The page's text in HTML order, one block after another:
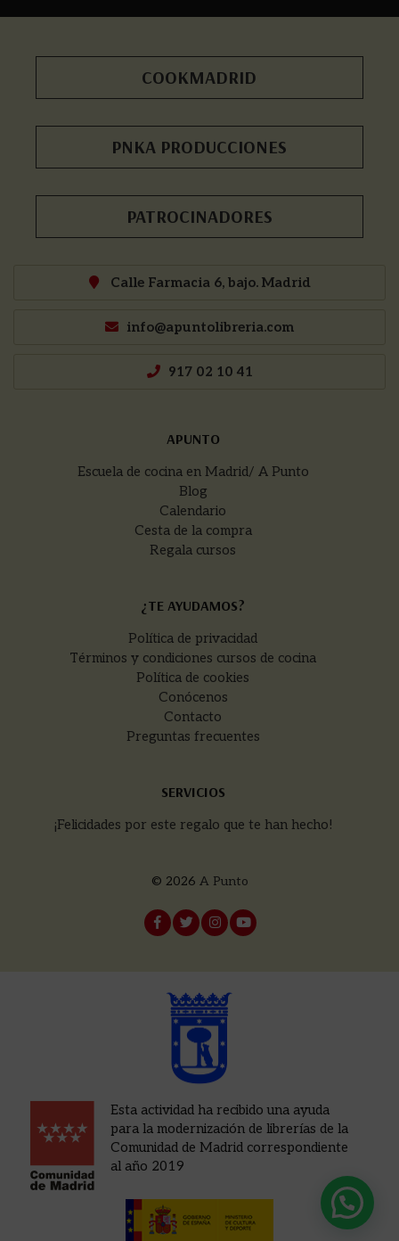
COOKMADRID
PNKA PRODUCCIONES
PATROCINADORES
Calle Farmacia 6, bajo. Madrid
info@apuntolibreria.com
917 02 10 41
APUNTO
Escuela de cocina en Madrid/ A Punto
Blog
Calendario
Cesta de la compra
Regala cursos
¿TE AYUDAMOS?
Política de privacidad
Términos y condiciones cursos de cocina
Política de cookies
Conócenos
Contacto
Preguntas frecuentes
SERVICIOS
¡Felicidades por este regalo que te han hecho!
© 2026 A Punto
Esta actividad ha recibido una ayuda
para la modernización de librerías de la
Comunidad de Madrid correspondiente
al año 2019